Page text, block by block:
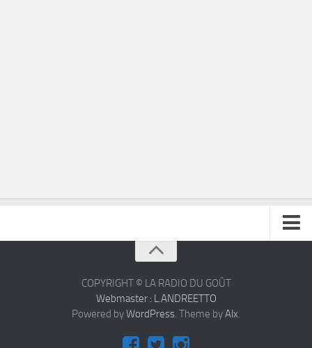
COPYRIGHT © LA RADIO DU GOÛT
Webmaster : L.ANDREETTO
Powered byWordPress. Theme byAlx.